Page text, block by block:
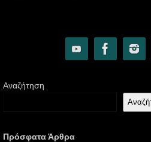
Αναζήτηση
Πρόσφατα Άρθρα